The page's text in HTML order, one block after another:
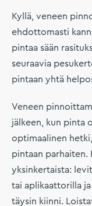
Kyllä, veneen
ehdottomasti
pintaa sään
seuraavia
pintaan yhtä
Veneen
jälkeen, kun pinta
optimaalinen
pintaan parhaiten.
yksinkertaista:
tai aplikaattorilla
täysin kiinni.